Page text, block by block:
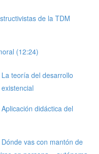
de la TDM
(12:24)
teoría del desarrollo
didáctica del
vas con mantón de